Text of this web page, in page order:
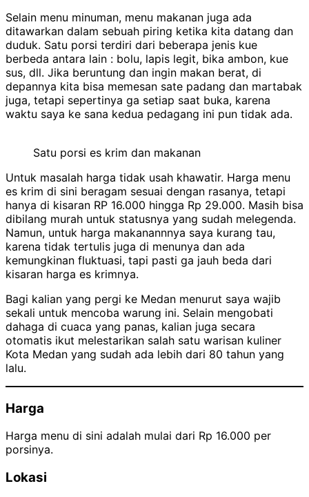
Selain menu minuman, menu makanan juga ada
ditawarkan dalam sebuah piring ketika kita datang dan
duduk. Satu porsi terdiri dari beberapa jenis kue
berbeda antara lain : bolu, lapis legit, bika ambon, kue
sus, dll. Jika beruntung dan ingin makan berat, di
depannya kita bisa memesan sate padang dan martabak
juga, tetapi sepertinya ga setiap saat buka, karena
waktu saya ke sana kedua pedagang ini pun tidak ada.
Satu porsi es krim dan makanan
Untuk masalah harga tidak usah khawatir. Harga menu
es krim di sini beragam sesuai dengan rasanya, tetapi
hanya di kisaran RP 16.000 hingga Rp 29.000. Masih bisa
dibilang murah untuk statusnya yang sudah melegenda.
Namun, untuk harga makanannnya saya kurang tau,
karena tidak tertulis juga di menunya dan ada
kemungkinan fluktuasi, tapi pasti ga jauh beda dari
kisaran harga es krimnya.
Bagi kalian yang pergi ke Medan menurut saya wajib
sekali untuk mencoba warung ini. Selain mengobati
dahaga di cuaca yang panas, kalian juga secara
otomatis ikut melestarikan salah satu warisan kuliner
Kota Medan yang sudah ada lebih dari 80 tahun yang
lalu.
Harga
Harga menu di sini adalah mulai dari Rp 16.000 per
porsinya.
Lokasi